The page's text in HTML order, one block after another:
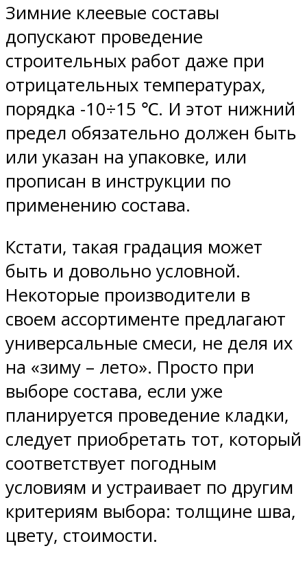
Зимние клеевые составы
допускают проведение
строительных работ даже при
отрицательных температурах,
порядка -10÷15 ℃. И этот нижний
предел обязательно должен быть
или указан на упаковке, или
прописан в инструкции по
применению состава.
Кстати, такая градация может
быть и довольно условной.
Некоторые производители в
своем ассортименте предлагают
универсальные смеси, не деля их
на «зиму – лето». Просто при
выборе состава, если уже
планируется проведение кладки,
следует приобретать тот, который
соответствует погодным
условиям и устраивает по другим
критериям выбора: толщине шва,
цвету, стоимости.